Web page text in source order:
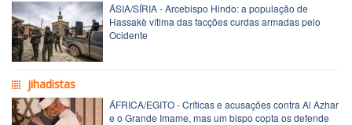
ÁSIA/SÍRIA - Arcebispo Hindo: a população de
Hassakè vítima das facções curdas armadas pelo
Ocidente
jihadistas
ÁFRICA/EGITO - Críticas e acusações contra Al Azhar
e o Grande Imame, mas um bispo copta os defende